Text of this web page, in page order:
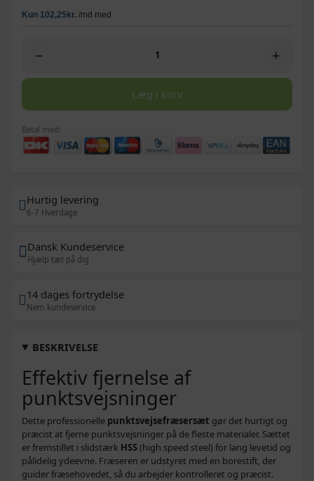
− +
Læg i kurv
Betal med:
Hurtig levering
6-7 Hverdage
Dansk Kundeservice
Hjælp tæt på dig
14 dages fortrydelse
Nem kundeservice
BESKRIVELSE
Effektiv fjernelse af
punktsvejsninger
Dette professionelle punktsvejsefræsersæt gør det hurtigt og
præcist at fjerne punktsvejsninger på de fleste materialer. Sættet
er fremstillet i slidstærk HSS(high speed steel) for lang levetid og
pålidelig ydeevne. Fræseren er udstyret med en borestift, der
guider fræsehovedet, så du arbejder kontrolleret og præcist.